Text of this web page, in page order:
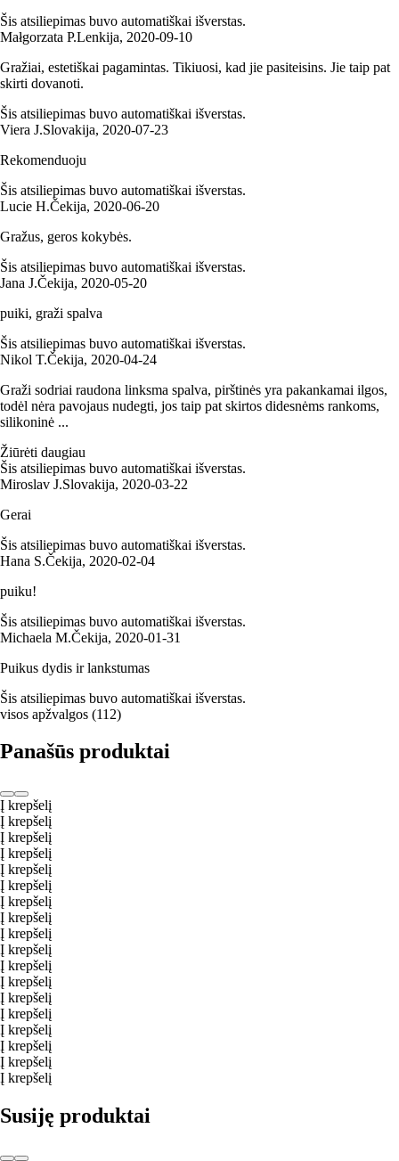
Šis atsiliepimas buvo automatiškai išverstas.
Małgorzata P.Lenkija, 2020‑09‑10
Gražiai, estetiškai pagamintas. Tikiuosi, kad jie pasiteisins. Jie taip pat
skirti dovanoti.
Šis atsiliepimas buvo automatiškai išverstas.
Viera J.Slovakija, 2020‑07‑23
Rekomenduoju
Šis atsiliepimas buvo automatiškai išverstas.
Lucie H.Čekija, 2020‑06‑20
Gražus, geros kokybės.
Šis atsiliepimas buvo automatiškai išverstas.
Jana J.Čekija, 2020‑05‑20
puiki, graži spalva
Šis atsiliepimas buvo automatiškai išverstas.
Nikol T.Čekija, 2020‑04‑24
Graži sodriai raudona linksma spalva, pirštinės yra pakankamai ilgos,
todėl nėra pavojaus nudegti, jos taip pat skirtos didesnėms rankoms,
silikoninė ...
Žiūrėti daugiau
Šis atsiliepimas buvo automatiškai išverstas.
Miroslav J.Slovakija, 2020‑03‑22
Gerai
Šis atsiliepimas buvo automatiškai išverstas.
Hana S.Čekija, 2020‑02‑04
puiku!
Šis atsiliepimas buvo automatiškai išverstas.
Michaela M.Čekija, 2020‑01‑31
Puikus dydis ir lankstumas
Šis atsiliepimas buvo automatiškai išverstas.
visos apžvalgos (112)
Panašūs produktai
Į krepšelį
Į krepšelį
Į krepšelį
Į krepšelį
Į krepšelį
Į krepšelį
Į krepšelį
Į krepšelį
Į krepšelį
Į krepšelį
Į krepšelį
Į krepšelį
Į krepšelį
Į krepšelį
Į krepšelį
Į krepšelį
Į krepšelį
Į krepšelį
Susiję produktai